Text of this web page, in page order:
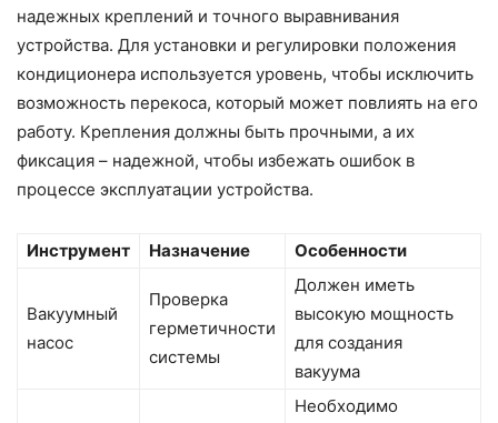
надежных креплений и точного выравнивания
устройства. Для установки и регулировки положения
кондиционера используется уровень, чтобы исключить
возможность перекоса, который может повлиять на его
работу. Крепления должны быть прочными, а их
фиксация – надежной, чтобы избежать ошибок в
процессе эксплуатации устройства.
Инструмент Назначение Особенности
Вакуумный
насос
Проверка
герметичности
системы
Должен иметь
высокую мощность
для создания
вакуума
Необходимо